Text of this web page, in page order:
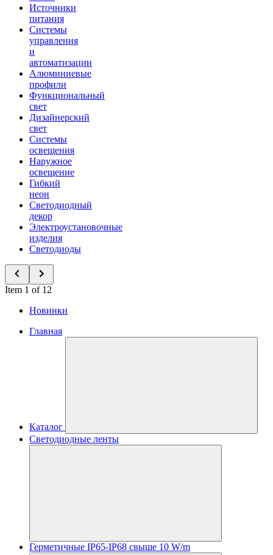
Источники
питания
Системы
управления
и
автоматизации
Алюминиевые
профили
Функциональный
свет
Дизайнерский
свет
Системы
освещения
Наружное
освещение
Гибкий
неон
Светодиодный
декор
Электроустановочные
изделия
Светодиоды
Item 1 of 12
Новинки
Главная
Каталог
Светодиодные ленты
Герметичные IP65-IP68 свыше 10 W/m